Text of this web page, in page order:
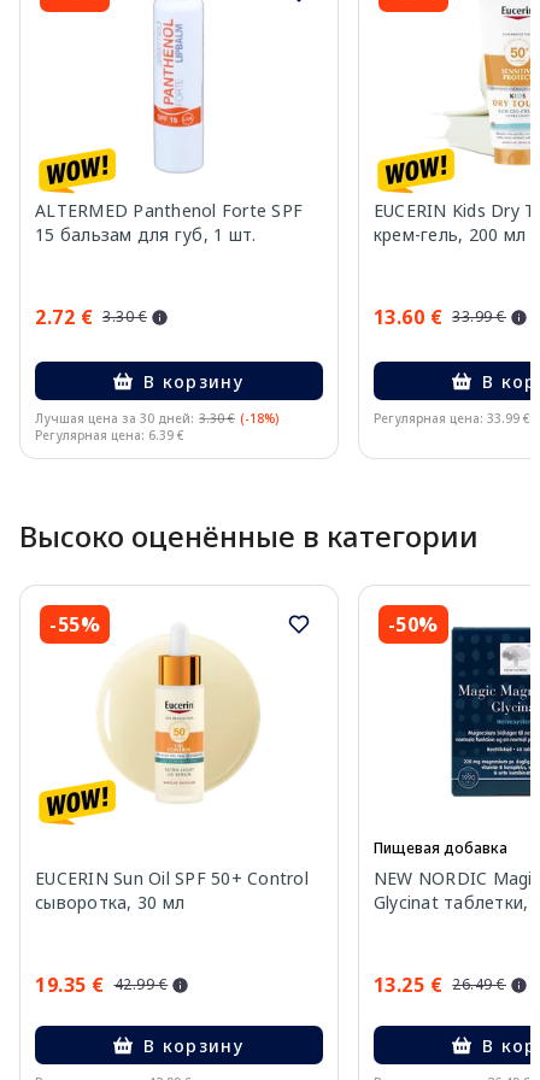
ALTERMED Panthenol Forte SPF
15 бальзам для губ, 1 шт.
2.72 € 3.30 €
В корзину
Лучшая цена за 30 дней: 3.30 € (-18%)
Регулярная цена: 6.39 €
EUCERIN Kids Dry
крем-гель, 200 мл
13.60 € 33.99 €
В
Регулярная цена: 33.99 €
Высоко оценённые в категории
-55%
EUCERIN Sun Oil SPF 50+ Control
сыворотка, 30 мл
19.35 € 42.99 €
В корзину
-50%
Пищевая добавка
NEW NORDIC
Glycinat таблетки,
13.25 € 26.49 €
В